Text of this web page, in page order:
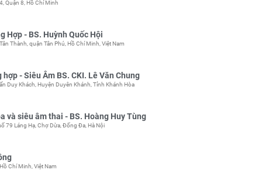
Quận 8, Hồ Chí Minh
Hợp - BS. Huỳnh Quốc Hội
Thành, quận Tân Phú, Hồ Chí Minh, Việt Nam
- Siêu Âm BS. CKI. Lê Văn Chung
Duy Khách, Huyện Duyên Khánh, Tỉnh Khánh Hòa
và siêu âm thai - BS. Hoàng Huy Tùng
79 Láng Hạ, Chợ Dừa, Đống Đa, Hà Nội
Chí Minh, Việt Nam